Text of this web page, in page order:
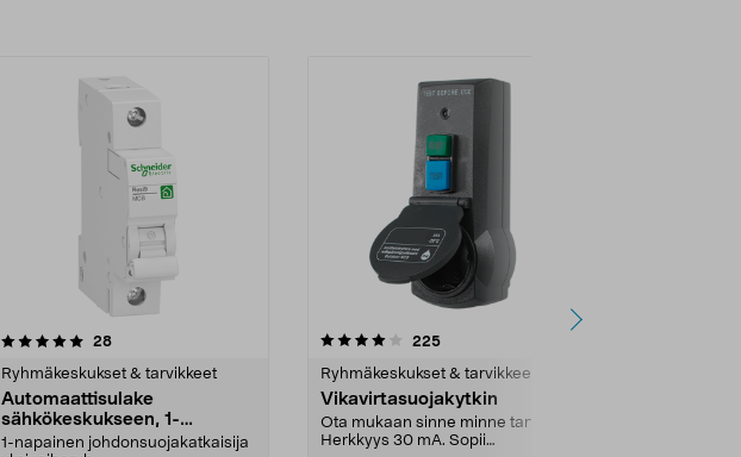
28arvostelut
Ryhmäkeskukset & tarvikkeet
Automaattisulake
sähkökeskukseen, 1-
napainen, Schneider Resi9
1-napainen johdonsuojakatkaisija
4.0 viidestä
225arvostelut
Ryhmäkeskukset & tarvikkeet
Vikavirtasuojakytkin
Ota mukaan sinne minne tarvitset.
Herkkyys 30 mA. Sopii
5.0 viidestä